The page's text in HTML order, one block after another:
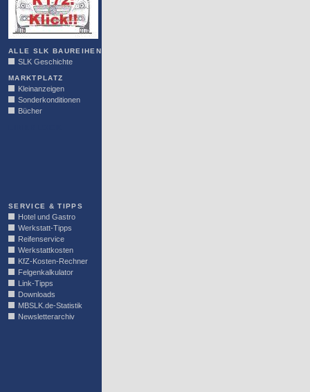
ALLE SLK BAUREIHEN
SLK Geschichte
MARKTPLATZ
Kleinanzeigen
Sonderkonditionen
Bücher
SERVICE & TIPPS
Hotel und Gastro
Werkstatt-Tipps
Reifenservice
Werkstattkosten
KfZ-Kosten-Rechner
Felgenkalkulator
Link-Tipps
Downloads
MBSLK.de-Statistik
Newsletterarchiv